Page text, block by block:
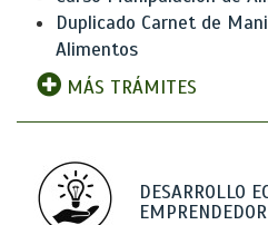
Duplicado Carnet de
Alimentos
MÁS TRÁMITES
DESARROLLO